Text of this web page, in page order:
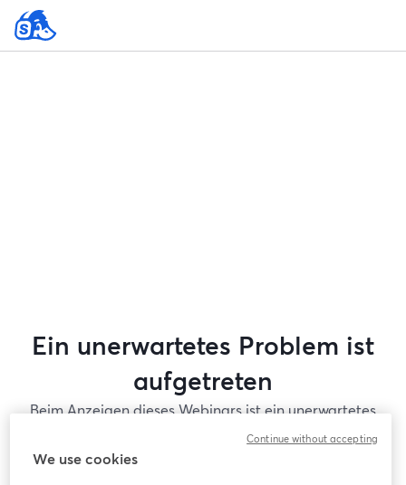
Ein unerwartetes Problem ist
aufgetreten
Beim Anzeigen dieses Webinars ist ein unerwartetes
Problem aufgetreten. Bitte versuchen Sie, die Seite
We use cookies
Continue without accepting